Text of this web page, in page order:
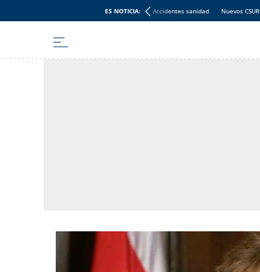
ES NOTICIA: Accidentes sanidad Nuevos CSUR